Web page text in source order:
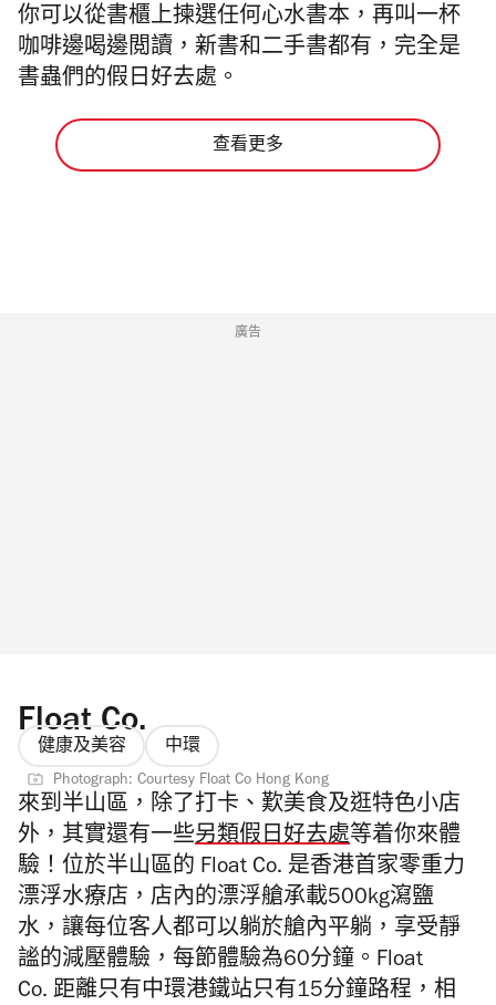
你可以從書櫃上揀選任何心水書本，再叫一杯
咖啡邊喝邊閲讀，新書和二手書都有，完全是
書蟲們的假日好去處。
查看更多
廣告
Float Co.
健康及美容 中環
Photograph: Courtesy Float Co Hong Kong
來到半山區，除了打卡、歎美食及逛特色小店
外，其實還有一些另類假日好去處等着你來體
驗！ 位於半山區的 Float Co. 是香港首家零重力
漂浮水療店，店內的漂浮艙承載500kg瀉鹽
水，讓每位客人都可以躺於艙內平躺，享受靜
謐的減壓體驗，每節體驗為60分鐘。Float
Co. 距離只有中環港鐵站只有15分鐘路程，相